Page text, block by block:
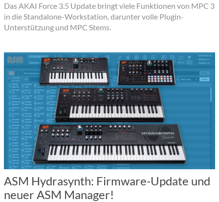
Das AKAI Force 3.5 Update bringt viele Funktionen von MPC 3
in die Standalone-Workstation, darunter volle Plugin-
Unterstützung und MPC Stems.
ASM Hydrasynth: Firmware-Update und
neuer ASM Manager!